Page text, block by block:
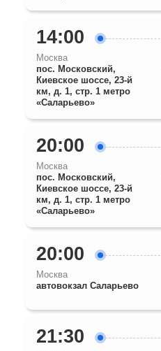
14:00
Москва
пос. Московский,
Киевское шоссе, 23-й
км, д. 1, стр. 1 метро
«Саларьево»
20:00
Москва
пос. Московский,
Киевское шоссе, 23-й
км, д. 1, стр. 1 метро
«Саларьево»
20:00
Москва
автовокзал Саларьево
21:30